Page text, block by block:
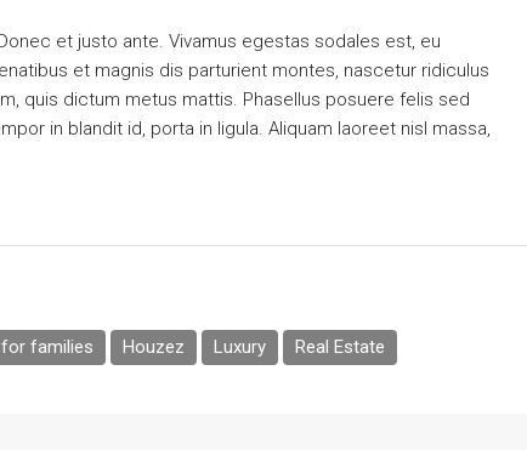
et justo ante. Vivamus egestas sodales est, eu
et magnis dis parturient montes, nascetur ridiculus
quis dictum metus mattis. Phasellus posuere felis sed
in blandit id, porta in ligula. Aliquam laoreet nisl massa,
families Houzez Luxury Real Estate